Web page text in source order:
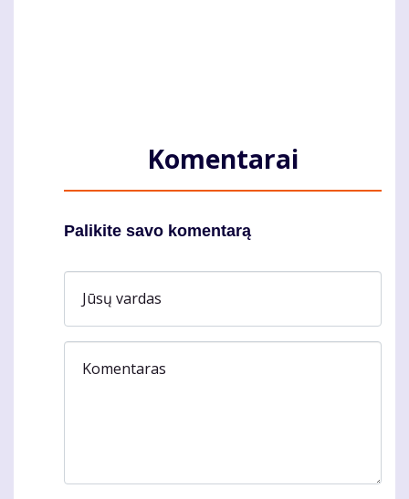
Komentarai
Palikite savo komentarą
Jūsų vardas
Komentaras